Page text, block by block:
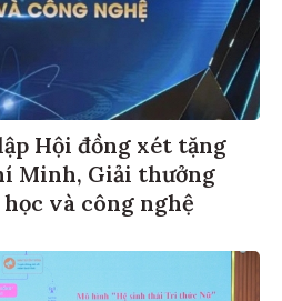
Hội đồng xét tặng
Minh, Giải thưởng
và công nghệ